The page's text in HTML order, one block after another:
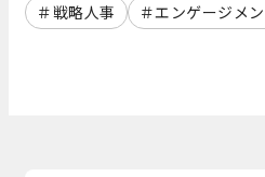
戦略人事
エンゲージメ